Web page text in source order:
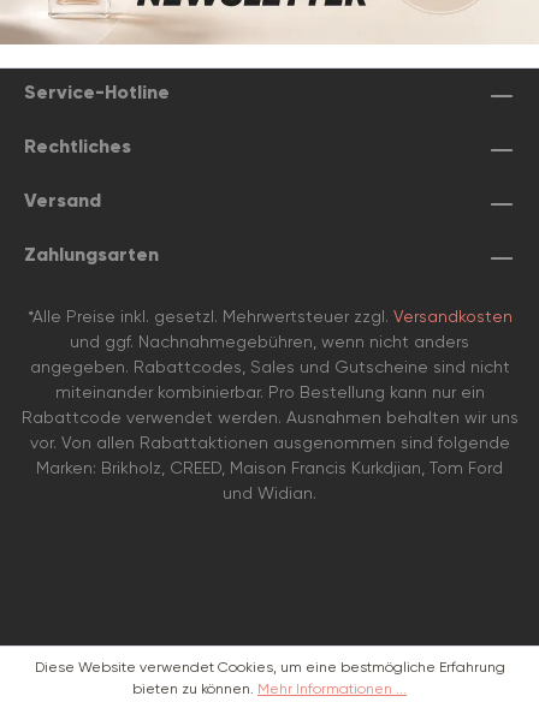
Service-Hotline
Rechtliches
Versand
Zahlungsarten
*Alle Preise inkl. gesetzl. Mehrwertsteuer zzgl. Versandkosten
und ggf. Nachnahmegebühren, wenn nicht anders
angegeben. Rabattcodes, Sales und Gutscheine sind nicht
miteinander kombinierbar. Pro Bestellung kann nur ein
Rabattcode verwendet werden. Ausnahmen behalten wir uns
vor. Von allen Rabattaktionen ausgenommen sind folgende
Marken: Brikholz, CREED, Maison Francis Kurkdjian, Tom Ford
und Widian.
Diese Website verwendet Cookies, um eine bestmögliche Erfahrung
bieten zu können. Mehr Informationen ...